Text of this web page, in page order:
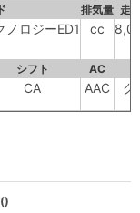
排気量 走
ロジーED1 cc
シフト AC
CA AAC グ